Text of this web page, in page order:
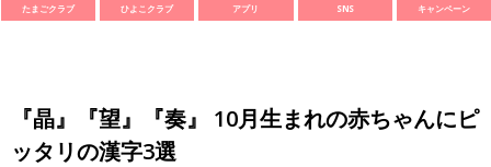
たまごクラブ ひよこクラブ アプリ SNS キャンペーン
『晶』『望』『奏』 10月生まれの赤ちゃんにピ
ッタリの漢字3選